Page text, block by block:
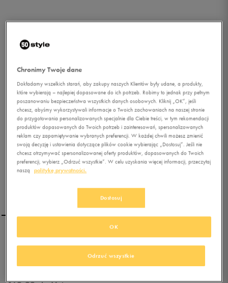
ADIDAS CONEO QT
Chronimy Twoje dane
Dokładamy wszelkich starań, aby zakupy naszych Klientów były udane, a produkty,
które wybierają – najlepiej dopasowane do ich potrzeb. Robimy to jednak przy pełnym
poszanowaniu bezpieczeństwa wszystkich danych osobowych. Kliknij „OK”, jeśli
chcesz, abyśmy wykorzystywali informacje o Twoich zachowaniach na naszej stronie
do przygotowania personalizowanych specjalnie dla Ciebie treści, w tym rekomendacji
produktów dopasowanych do Twoich potrzeb i zainteresowań, spersonalizowanych
reklam czy zapamiętywanie wybranych preferencji. W każdej chwili możesz zmienić
swoją decyzję i ustawienia dotyczące plików cookie wybierając „Dostosuj”. Jeśli nie
chcesz otrzymywać spersonalizowanej oferty produktów, dopasowanych do Twoich
preferencji, wybierz „Odrzuć wszystkie”. W celu uzyskania więcej informacji, przeczytaj
naszą
politykę prywatności.
Dostosuj
Odrzuć wszystkie
OK